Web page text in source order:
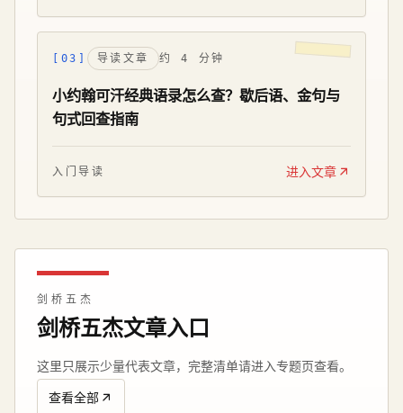
[03] 导读文章 约 4 分钟
小约翰可汗经典语录怎么查？歇后语、金句与
句式回查指南
入门导读 进入文章
剑桥五杰
剑桥五杰文章入口
这里只展示少量代表文章，完整清单请进入专题页查看。
查看全部